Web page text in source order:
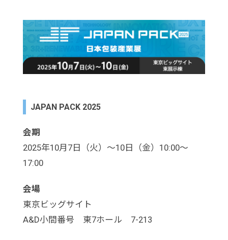
JAPAN PACK 2025
会期
2025年10月7日（火）～10日（金）10:00～
17:00
会場
東京ビッグサイト
A&D小間番号 東7ホール 7-213